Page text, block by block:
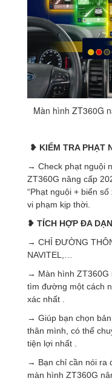
Màn hình ZT360G
❥ KIỂM TRA PHẠT
→ Check phạt nguội
ZT360G nâng cấp
“Phạt nguội + biển
vi phạm kịp thời.
❥ TÍCH HỢP ĐA
→ CHỈ ĐƯỜNG
NAVITEL,…
→ Màn hình ZT360G
tìm đường một cách
xác nhất .
→ Giúp bạn chọn
thân mình, có thể
tiện lợi nhất .
→ Bạn chỉ cần nói ra
màn hình ZT360G